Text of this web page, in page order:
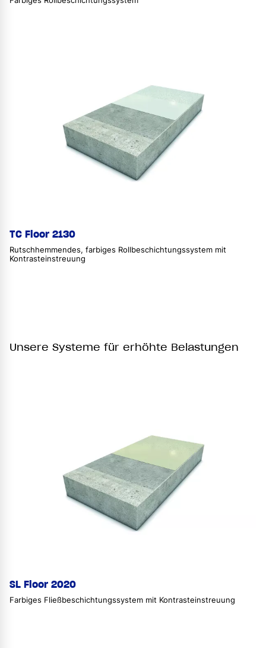
TC Floor 2130
Rutschhemmendes, farbiges Rollbeschichtungssystem mit
Kontrasteinstreuung
Unsere Systeme für erhöhte Belastungen
SL Floor 2020
Farbiges Fließbeschichtungssystem mit Kontrasteinstreuung